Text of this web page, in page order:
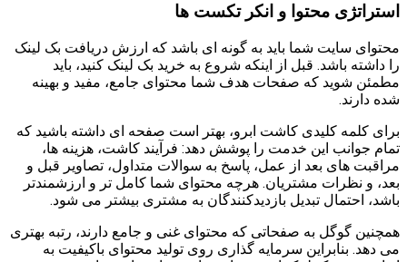
استراتژی محتوا و انکر تکست ها
محتوای سایت شما باید به گونه ای باشد که ارزش دریافت بک لینک
را داشته باشد. قبل از اینکه شروع به خرید بک لینک کنید، باید
مطمئن شوید که صفحات هدف شما محتوای جامع، مفید و بهینه
شده دارند.
برای کلمه کلیدی کاشت ابرو، بهتر است صفحه ای داشته باشید که
تمام جوانب این خدمت را پوشش دهد: فرآیند کاشت، هزینه ها،
مراقبت های بعد از عمل، پاسخ به سوالات متداول، تصاویر قبل و
بعد، و نظرات مشتریان. هرچه محتوای شما کامل تر و ارزشمندتر
باشد، احتمال تبدیل بازدیدکنندگان به مشتری بیشتر می شود.
همچنین گوگل به صفحاتی که محتوای غنی و جامع دارند، رتبه بهتری
می دهد. بنابراین سرمایه گذاری روی تولید محتوای باکیفیت به